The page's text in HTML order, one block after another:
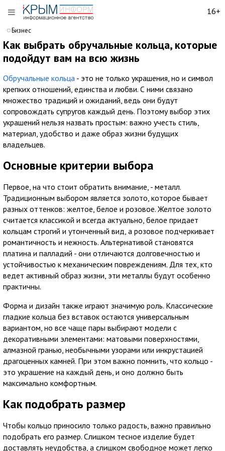
16+
Бизнес
Как выбрать обручальные кольца, которые
подойдут вам на всю жизнь
Обручальные кольца - это не только украшения, но и символ
крепких отношений, единства и любви. С ними связано
множество традиций и ожиданий, ведь они будут
сопровождать супругов каждый день. Поэтому выбор этих
украшений нельзя назвать простым: важно учесть стиль,
материал, удобство и даже образ жизни будущих
владельцев.
Основные критерии выбора
Первое, на что стоит обратить внимание, - металл.
Традиционным выбором является золото, которое бывает
разных оттенков: желтое, белое и розовое. Желтое золото
считается классикой и всегда актуально, белое придает
кольцам строгий и утонченный вид, а розовое подчеркивает
романтичность и нежность. Альтернативой становятся
платина и палладий - они отличаются долговечностью и
устойчивостью к механическим повреждениям. Для тех, кто
ведет активный образ жизни, эти металлы будут особенно
практичны.
Форма и дизайн также играют значимую роль. Классические
гладкие кольца без вставок остаются универсальным
вариантом, но все чаще пары выбирают модели с
декоративными элементами: матовыми поверхностями,
алмазной гранью, необычными узорами или инкрустацией
драгоценных камней. При этом важно помнить, что кольцо -
это украшение на каждый день, и оно должно быть
максимально комфортным.
Как подобрать размер
Чтобы кольцо приносило только радость, важно правильно
подобрать его размер. Слишком тесное изделие будет
доставлять неудобства, а слишком свободное может легко